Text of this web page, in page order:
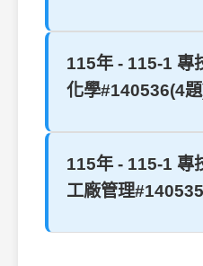
115年 - 115-1 專
化學#140536(4
115年 - 115-1 專
工廠管理